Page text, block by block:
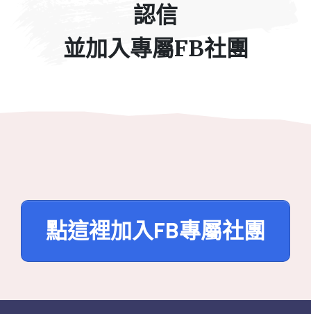
認信
並加入專屬FB社團
點這裡加入FB專屬社團